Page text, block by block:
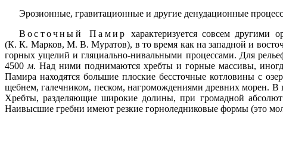
Эрозионные, гравитационные и другие денудационные
Восточный Памир
характеризуется совсем другими
(К. К. Марков, М. В. Муратов), в то время как на западной и
горных ущелий и гляциально-нивальными процессами. Для
4500 м. Над ними поднимаются хребты и горные массивы,
Памира находятся большие плоские бессточные котловины с
щебнем, галечником, песком, нагромождениями древних морен. В
Хребты, разделяющие широкие долины, при громадной
Наивысшие гребни имеют резкие горноледниковые формы (это